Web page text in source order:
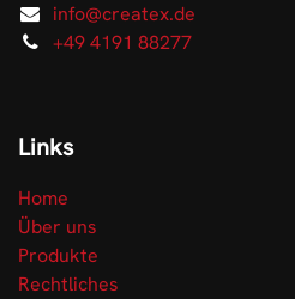
info@createx.de
+49 4191 88277
Links
Home
Über uns
Produkte
Rechtliches